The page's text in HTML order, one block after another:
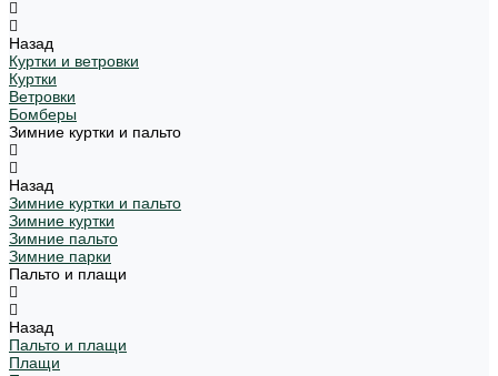
Назад
Куртки и ветровки
Куртки
Ветровки
Бомберы
Зимние куртки и пальто
Назад
Зимние куртки и пальто
Зимние куртки
Зимние пальто
Зимние парки
Пальто и плащи
Назад
Пальто и плащи
Плащи